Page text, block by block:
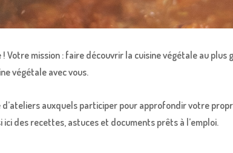
Votre mission : faire découvrir la cuisine végétale au
végétale avec vous.
auxquels participer pour approfondir votre
des recettes, astuces et documents prêts à l’emploi.